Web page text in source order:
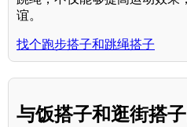
谊。
找个跑步搭子和跳绳搭子
与饭搭子和逛街搭